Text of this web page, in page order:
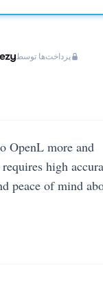
پرداخت‌ها توسط
OpenL more and
high
peace of mind